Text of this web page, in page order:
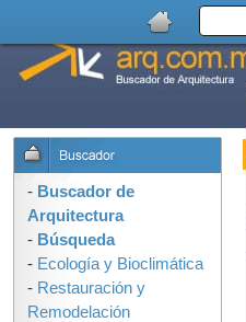
- Buscador de
Arquitectura
- Búsqueda
- Ecología y Bioclimática
- Restauración y
Remodelación